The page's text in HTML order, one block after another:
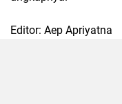
Editor: Aep Apriyatna